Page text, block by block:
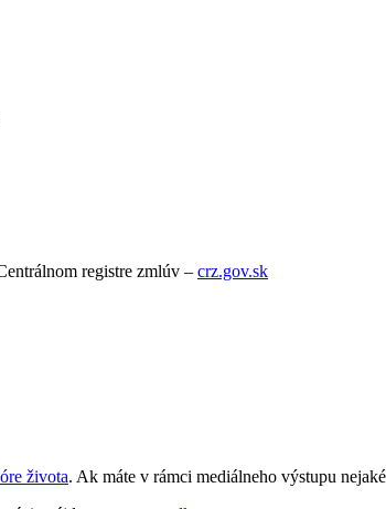
registre zmlúv – crz.gov.sk
života. Ak máte v rámci mediálneho výstupu